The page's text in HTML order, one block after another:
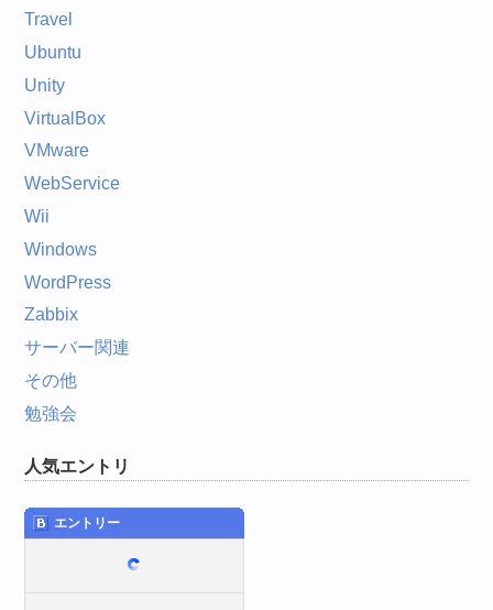
Travel
Ubuntu
Unity
VirtualBox
VMware
WebService
Wii
Windows
WordPress
Zabbix
サーバー関連
その他
勉強会
人気エントリ
エントリー